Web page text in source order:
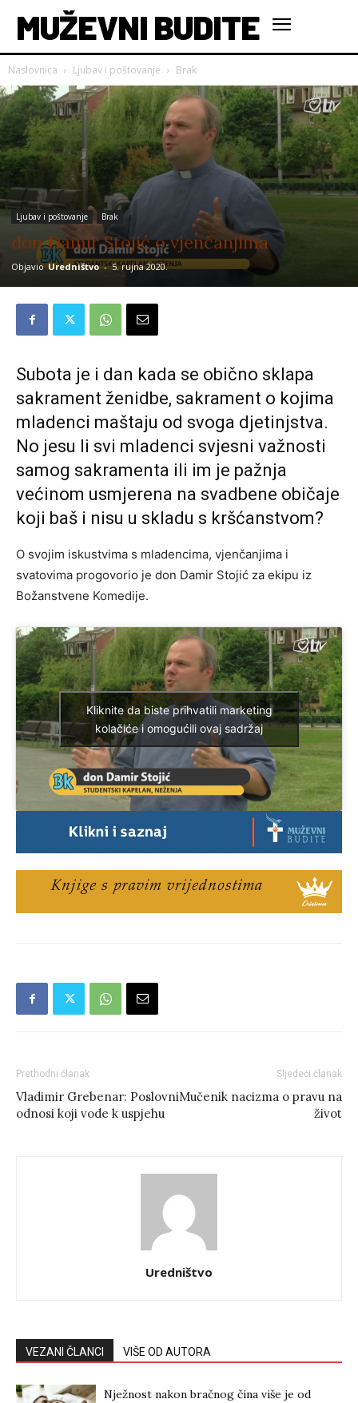
MUŽEVNI BUDITE
Naslovnica Ljubav i poštovanje Brak
Ljubav i poštovanje Brak
don Damir Stojić o vjenčanjima
Objavio Uredništvo - 5. rujna 2020.
Subota je i dan kada se obično sklapa
sakrament ženidbe, sakrament o kojima
mladenci maštaju od svoga djetinjstva.
No jesu li svi mladenci svjesni važnosti
samog sakramenta ili im je pažnja
većinom usmjerena na svadbene običaje
koji baš i nisu u skladu s kršćanstvom?
O svojim iskustvima s mladencima, vjenčanjima i
svatovima progovorio je don Damir Stojić za ekipu iz
Božanstvene Komedije.
Kliknite da biste prihvatili marketing
kolačiće i omogućili ovaj sadržaj
Prethodni članak
Vladimir Grebenar: Poslovni
odnosi koji vode k uspjehu
Sljedeći članak
Mučenik nacizma o pravu na
život
Uredništvo
VEZANI ČLANCI VIŠE OD AUTORA
Nježnost nakon bračnog čina više je od